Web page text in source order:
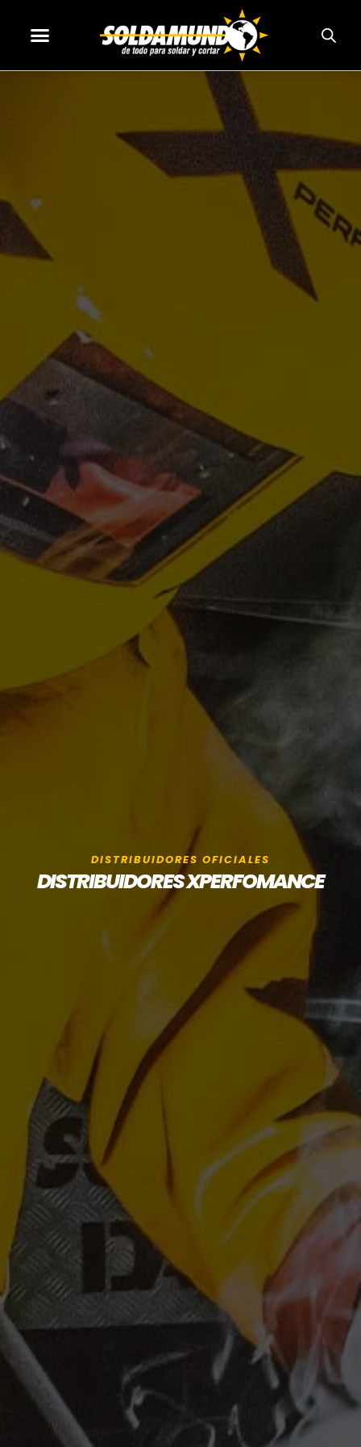
DISTRIBUIDORES OFICIALES
DISTRIBUIDORES XPERFOMANCE